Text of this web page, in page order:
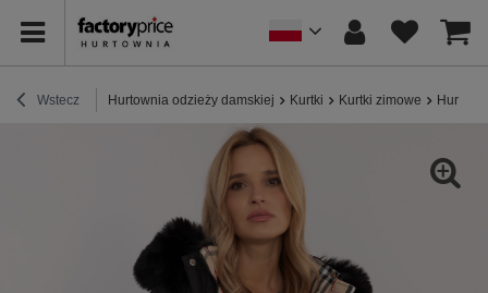
Wstecz Hurtownia odzieży damskiej Kurtki Kurtki zimowe